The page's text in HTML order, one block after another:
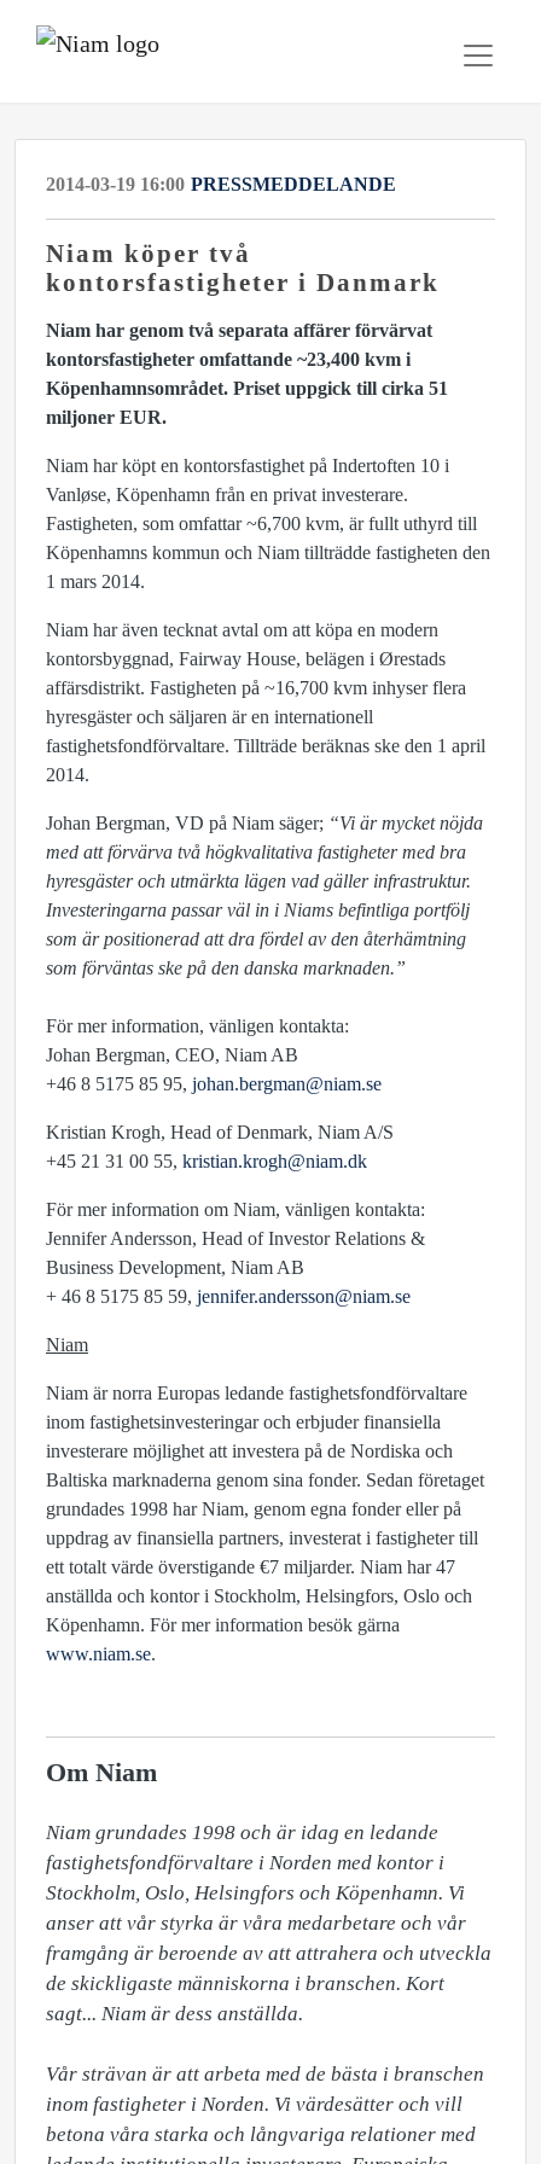
2014-03-19 16:00 PRESSMEDDELANDE
Niam köper två
kontorsfastigheter i Danmark
Niam har genom två separata affärer förvärvat
kontorsfastigheter omfattande ~23,400 kvm i
Köpenhamnsområdet. Priset uppgick till cirka 51
miljoner EUR.
Niam har köpt en kontorsfastighet på Indertoften 10 i
Vanløse, Köpenhamn från en privat investerare.
Fastigheten, som omfattar ~6,700 kvm, är fullt uthyrd till
Köpenhamns kommun och Niam tillträdde fastigheten den
1 mars 2014.
Niam har även tecknat avtal om att köpa en modern
kontorsbyggnad, Fairway House, belägen i Ørestads
affärsdistrikt. Fastigheten på ~16,700 kvm inhyser flera
hyresgäster och säljaren är en internationell
fastighetsfondförvaltare. Tillträde beräknas ske den 1 april
2014.
Johan Bergman, VD på Niam säger; “Vi är mycket nöjda
med att förvärva två högkvalitativa fastigheter med bra
hyresgäster och utmärkta lägen vad gäller infrastruktur.
Investeringarna passar väl in i Niams befintliga portfölj
som är positionerad att dra fördel av den återhämtning
som förväntas ske på den danska marknaden.”
För mer information, vänligen kontakta:
Johan Bergman, CEO, Niam AB
+46 8 5175 85 95, johan.bergman@niam.se
Kristian Krogh, Head of Denmark, Niam A/S
+45 21 31 00 55, kristian.krogh@niam.dk
För mer information om Niam, vänligen kontakta:
Jennifer Andersson, Head of Investor Relations &
Business Development, Niam AB
+ 46 8 5175 85 59, jennifer.andersson@niam.se
Niam
Niam är norra Europas ledande fastighetsfondförvaltare
inom fastighetsinvesteringar och erbjuder finansiella
investerare möjlighet att investera på de Nordiska och
Baltiska marknaderna genom sina fonder. Sedan företaget
grundades 1998 har Niam, genom egna fonder eller på
uppdrag av finansiella partners, investerat i fastigheter till
ett totalt värde överstigande €7 miljarder. Niam har 47
anställda och kontor i Stockholm, Helsingfors, Oslo och
Köpenhamn. För mer information besök gärna
www.niam.se.
Om Niam
Niam grundades 1998 och är idag en ledande
fastighetsfondförvaltare i Norden med kontor i
Stockholm, Oslo, Helsingfors och Köpenhamn. Vi
anser att vår styrka är våra medarbetare och vår
framgång är beroende av att attrahera och utveckla
de skickligaste människorna i branschen. Kort
sagt... Niam är dess anställda.
Vår strävan är att arbeta med de bästa i branschen
inom fastigheter i Norden. Vi värdesätter och vill
betona våra starka och långvariga relationer med